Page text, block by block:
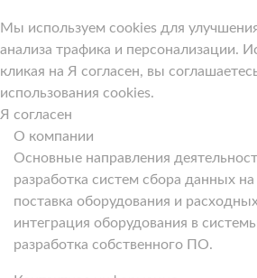
Мы используем cookies для
анализа трафика и персонализации.
кликая на Я согласен, вы
использования cookies.
Я согласен
О компании
Основные направления
разработка систем сбора данных
поставка оборудования и
интеграция оборудования в
разработка собственного ПО.